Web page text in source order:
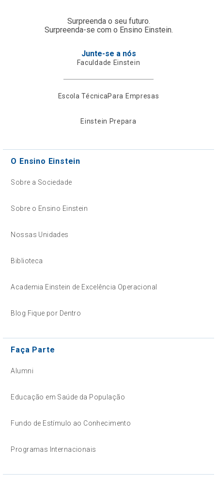
Surpreenda o seu futuro.
Surpreenda-se com o Ensino Einstein.
Junte-se a nós
Faculdade Einstein
Escola TécnicaPara Empresas
Einstein Prepara
O Ensino Einstein
Sobre a Sociedade
Sobre o Ensino Einstein
Nossas Unidades
Biblioteca
Academia Einstein de Excelência Operacional
Blog Fique por Dentro
Faça Parte
Alumni
Educação em Saúde da População
Fundo de Estímulo ao Conhecimento
Programas Internacionais